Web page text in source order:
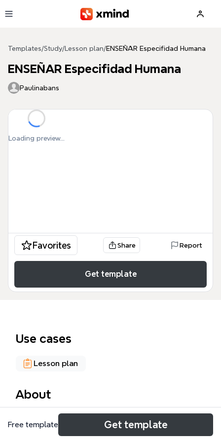
Templates/Study/ Lesson plan/ENSEÑAR Especifidad Humana
ENSEÑAR Especifidad Humana
Paulinabans
Loading preview...
Favorites Share Report
Get template
Use cases
Lesson plan
About
El mapa mental 'ENSEÑAR Especifidad Humana' es
una plantilla educativa que desglosa 9 dimensiones
Free template Get template